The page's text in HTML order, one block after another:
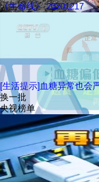
《生命线》 20201217
[生活提示]血糖异常也会
换一批
央视榜单